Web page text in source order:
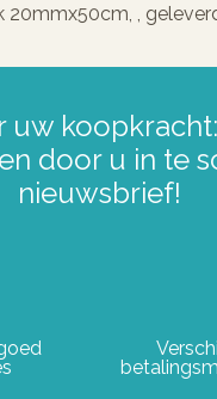
20mmx50cm, ,
uw
door u in te
nieuwsbrief!